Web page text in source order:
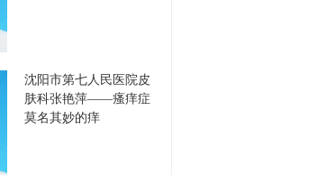
医院
高德江
职务：书记
职称：主任医师
沈阳市第七人民医院皮
肤科张艳萍——瘙痒症
莫名其妙的痒